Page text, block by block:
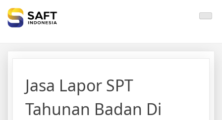
Solisi Perjakan Anda
Jasa Lapor SPT
Tahunan Badan Di